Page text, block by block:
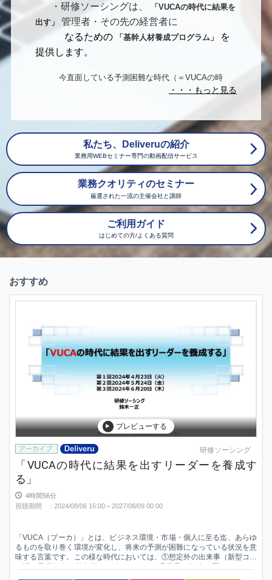
・研修ソーシングは、 「 VUCAの時代に結果を
出す」 管理者・その先の経営者に
なるための
「基幹人材養成プログラム」
を
提供します。
今直面している予測困難な時代（＝ VUCAの時
その先の会社経営を司る「経営者」が習得すべき
「リーダー必携の三種の能力」 です。
抜く力、３.ブレない軸をもつ力です。
・数ある幹部人材研修の問題点は、「管理者・経営
者とは何をする人か（何が役割か）」を
明確に定義せず、リーダーシップ・課題形成・コ
ミュニケーション等の手法を中心に
研修することです。
しないままになっていること、
即ちBeのないDoに陥ってしまっていることで
「管理者・経営者とは何をする人
か（何が役割か）」を明確に定義します。
その上で、手法を身に付けて頂きます。
●当研修では、アクティブラーニングを取り入
「受講者の主体的な姿勢を導き出す」
ように進めます。
受講者が一定の知識をもった上で、講師・受講者双
方が意見を出し合う場、
て研修を行います。
私たち、Deliveruの紹介
業務用WEBセミナー専門の動画配信サービス
業務クオリティのセミナー
厳選された一流の主催会社と講師
ご利用ガイド
はじめての方/よくある質問
おすすめ
プレビューする
研修ソーシング
「VUCAの時代に結果を出すリーダーを養成す
る」
4時間56分
視聴期間
:2024/08/06 16:00～2027/08/09 00:00
「VUCA（ブーカ）」とは、ビジネス環境・市場・個人に至る迄、あらゆ
るものを取り巻く環境が変化し、将来の予測が困難になっている状況を意
味する言葉です。この様な時代においては、①想定外の出来事（新型コロ